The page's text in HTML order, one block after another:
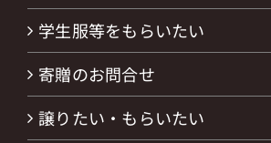
学生服等をもらいたい
寄贈のお問合せ
譲りたい・もらいたい